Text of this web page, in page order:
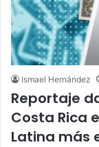
Ismael Hernández
Reportaje
Costa Rica
Latina más